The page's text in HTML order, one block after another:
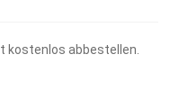
kostenlos abbestellen.